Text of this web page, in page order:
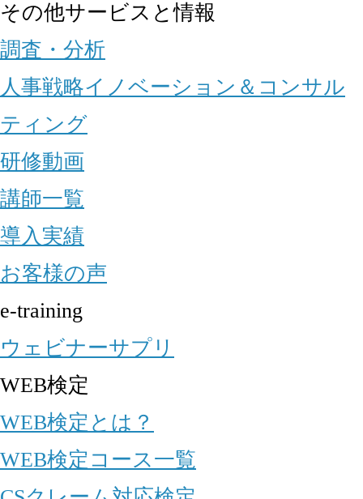
その他サービスと情報
調査・分析
人事戦略イノベーション＆コンサル
ティング
研修動画
講師一覧
導入実績
お客様の声
e-training
ウェビナーサプリ
WEB検定
WEB検定とは？
WEB検定コース一覧